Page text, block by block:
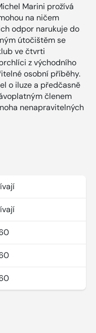
Marini prožívá
na ničem
odpor narukuje do
útočištěm se
ve čtvrti
z východního
osobní příběhy.
o iluze a předčasně
členem
nenapravitelných